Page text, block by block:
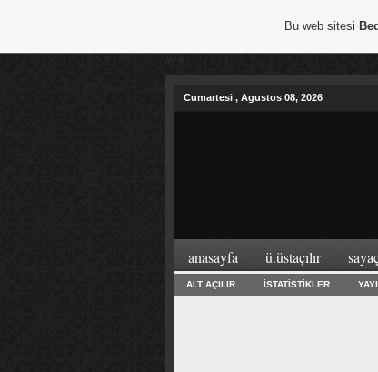
//-->
Cumartesi , Agustos 08, 2026
anasayfa ü.üstaçilir
ALT AÇILIR İSTATISTIKLER
Bu web sitesi